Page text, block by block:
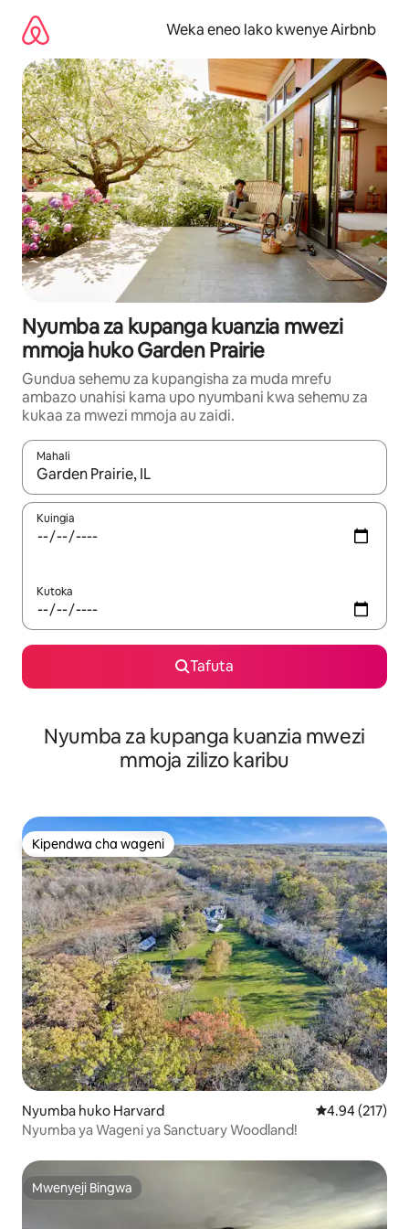
kwenda
kwenye
maudhui
Weka eneo lako kwenye Airbnb
Nyumba za kupanga kuanzia mwezi
mmoja huko Garden Prairie
Gundua sehemu za kupangisha za muda mrefu
ambazo unahisi kama upo nyumbani kwa sehemu za
kukaa za mwezi mmoja au zaidi.
Mahali
Wakati matokeo yanapatikana, vinjari kwa kutumia vitufe vya
Kuingia
Kutoka
Tafuta
Nyumba za kupanga kuanzia mwezi
mmoja zilizo karibu
Kipendwa cha wageni
Kipendwa cha wageni
Nyumba huko Harvard Ukadiriaji wa
4.94 (217)
Nyumba ya Wageni ya Sanctuary Woodland!
Mwenyeji Bingwa
Mwenyeji Bingwa